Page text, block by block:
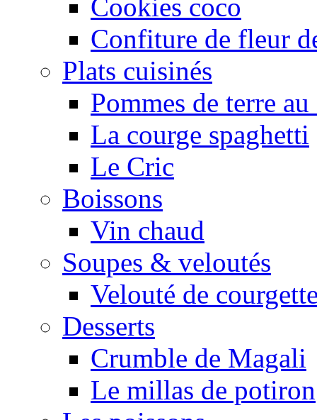
Cookies coco
Confiture de fleur
Plats cuisinés
Pommes de terre
La courge spaghetti
Le Cric
Boissons
Vin chaud
Soupes & veloutés
Velouté de
Desserts
Crumble de Magali
Le millas de potiron